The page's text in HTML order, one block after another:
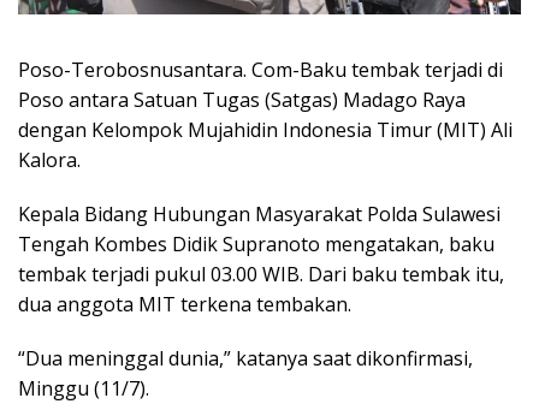
Poso-Terobosnusantara. Com-Baku tembak terjadi di
Poso antara Satuan Tugas (Satgas) Madago Raya
dengan Kelompok Mujahidin Indonesia Timur (MIT) Ali
Kalora.
Kepala Bidang Hubungan Masyarakat Polda Sulawesi
Tengah Kombes Didik Supranoto mengatakan, baku
tembak terjadi pukul 03.00 WIB. Dari baku tembak itu,
dua anggota MIT terkena tembakan.
“Dua meninggal dunia,” katanya saat dikonfirmasi,
Minggu (11/7).